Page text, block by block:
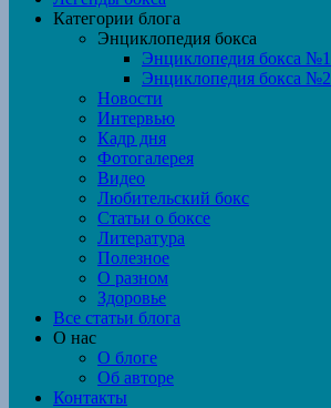
Категории блога
Энциклопедия бокса
Энциклопедия бокса №1
Энциклопедия бокса №2
Новости
Интервью
Кадр дня
Фотогалерея
Видео
Любительский бокс
Статьи о боксе
Литература
Полезное
О разном
Здоровье
Все статьи блога
О нас
О блоге
Об авторе
Контакты